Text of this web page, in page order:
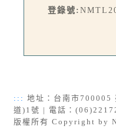
登錄號:
::: 地址：台南市700005
道)1號 | 電話：
版權所有 Copyright by